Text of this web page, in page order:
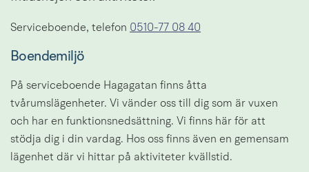
Serviceboende, telefon 0510-77 08 40
Boendemiljö
På serviceboende Hagagatan finns åtta
tvårumslägenheter. Vi vänder oss till dig som är vuxen
och har en funktionsnedsättning. Vi finns här för att
stödja dig i din vardag. Hos oss finns även en gemensam
lägenhet där vi hittar på aktiviteter kvällstid.